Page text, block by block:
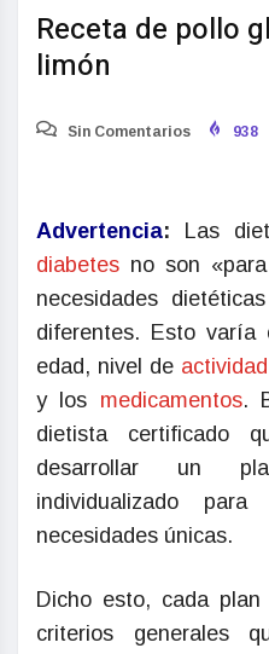
Receta de pollo
limón
Sin Comentarios 938
Advertencia: Las
diabetes no son
necesidades
diferentes. Esto varía
edad, nivel de
y los medicamentos.
dietista certificado
desarrollar un
individualizado
necesidades únicas.
Dicho esto, cada
criterios generales